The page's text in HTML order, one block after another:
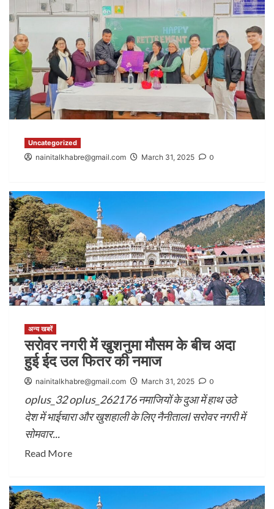
Uncategorized
nainitalkhabre@gmail.com March 31, 2025 0
अन्य खबरें
सरोवर नगरी में खुशनुमा मौसम के बीच अदा
हुई ईद उल फितर की नमाज
nainitalkhabre@gmail.com March 31, 2025 0
oplus_32 oplus_262176 नमाजियों के दुआ में हाथ उठे
देश में भाईचारा और खुशहाली के लिए नैनीतालl सरोवर नगरी में
सोमवार...
Read More